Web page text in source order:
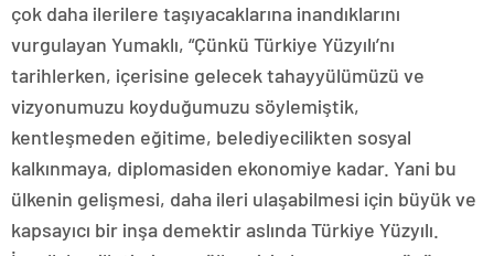
çok daha ilerilere taşıyacaklarına inandıklarını
vurgulayan Yumaklı, “Çünkü Türkiye Yüzyılı’nı
tarihlerken, içerisine gelecek tahayyülümüzü ve
vizyonumuzu koyduğumuzu söylemiştik,
kentleşmeden eğitime, belediyecilikten sosyal
kalkınmaya, diplomasiden ekonomiye kadar. Yani bu
ülkenin gelişmesi, daha ileri ulaşabilmesi için büyük ve
kapsayıcı bir inşa demektir aslında Türkiye Yüzyılı.